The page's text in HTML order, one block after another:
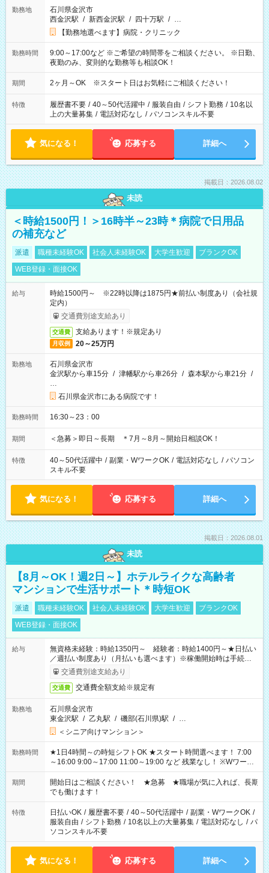
勤務地
石川県金沢市
西金沢駅 / 新西金沢駅 / 四十万駅 / …
【勤務地選べます】病院・クリニック
勤務時間
9:00～17:00など ※ご希望の時間帯をご相談ください。 ※日勤、
夜勤のみ、変則的な勤務等も相談OK！
期間 2ヶ月～OK ※スタート日はお気軽にご相談ください！
特徴 履歴書不要 / 40～50代活躍中 / 服装自由 / シフト勤務 / 10名以
上の大量募集 / 電話対応なし / パソコンスキル不要
気になる！ 応募する 詳細へ
掲載日：2026.08.02
未読
＜時給1500円！＞16時半～23時＊病院で日用品
の補充など
派遣 職種未経験OK 社会人未経験OK 大学生歓迎
ブランクOK
WEB登録・面接OK
給与
時給1500円～ ※22時以降は1875円★前払い制度あり（会社規
定内）
交通費別途支給あり
交通費 支給あります！※規定あり
月収例 20～25万円
勤務地
石川県金沢市
金沢駅から車15分 / 津幡駅から車26分 / 森本駅から車21分 /
…
石川県金沢市にある病院です！
勤務時間 16:30～23：00
期間 ＜急募＞即日～長期 ＊7月～8月～開始日相談OK！
特徴 40～50代活躍中 / 副業・WワークOK / 電話対応なし / パソコン
スキル不要
気になる！ 応募する 詳細へ
掲載日：2026.08.01
未読
【8月～OK！週2日～】ホテルライクな高齢者
マンションで生活サポート＊時短OK
派遣 職種未経験OK 社会人未経験OK 大学生歓迎
ブランクOK
WEB登録・面接OK
給与
無資格未経験：時給1350円～ 経験者：時給1400円～★日払い
／週払い制度あり（月払いも選べます）※稼働開始時は手続き完
了次第のお支払いとなります。
交通費別途支給あり
交通費 交通費全額支給※規定有
勤務地
石川県金沢市
東金沢駅 / 乙丸駅 / 磯部(石川県)駅 / …
＜シニア向けマンション＞
勤務時間
★1日4時間～の時短シフトOK ★スタート時間選べます！ 7:00
～16:00 9:00～17:00 11:00～19:00 など 残業なし！ ※Wワーク
の場合、他のお仕事と合わせ週40時間超の就業はご案内できま
せん ※法令に基づき、週20時間以上勤務は社会保険への加入対
象となります ※労働者派遣法（日雇い派遣の原則禁止）によ
り、短時間・短期間の就業はご案内が難しい場合があります
期間
開始日はご相談ください！ ★急募 ★職場が気に入れば、長期
でも働けます！
特徴 日払いOK / 履歴書不要 / 40～50代活躍中 / 副業・WワークOK /
服装自由 / シフト勤務 / 10名以上の大量募集 / 電話対応なし / パ
ソコンスキル不要
気になる！ 応募する 詳細へ